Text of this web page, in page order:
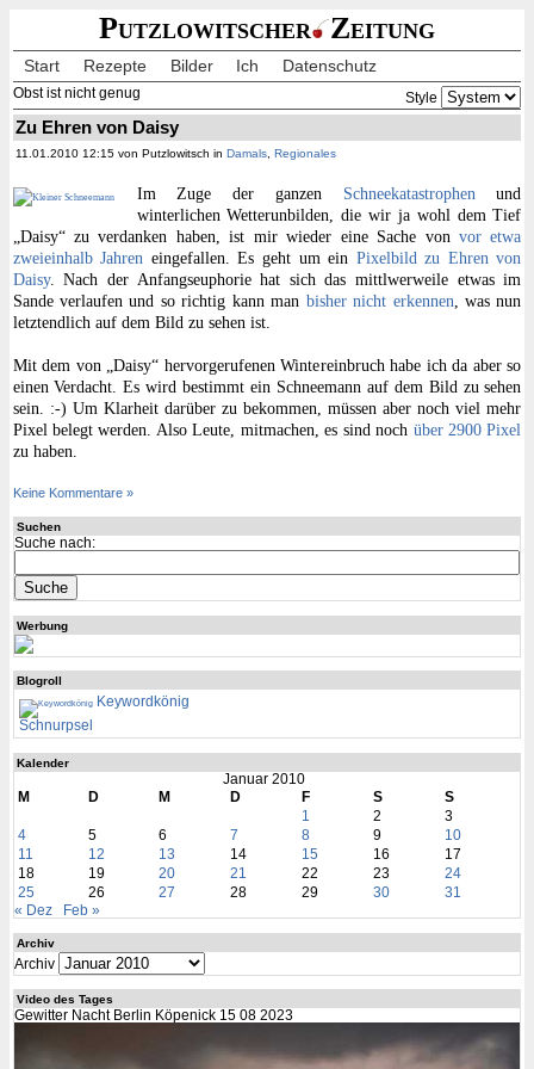
Putzlowitscher Zeitung
Start Rezepte Bilder Ich Datenschutz
Obst ist nicht genug Style
Zu Ehren von Daisy
11.01.2010 12:15 von Putzlowitsch in Damals, Regionales
Im Zuge der ganzen Schneekatastrophen und
winterlichen Wetterunbilden, die wir ja wohl dem Tief
„Daisy“ zu verdanken haben, ist mir wieder eine Sache vonvor etwa
zweieinhalb Jahren eingefallen. Es geht um ein Pixelbild zu Ehren von
Daisy. Nach der Anfangseuphorie hat sich das mittlwerweile etwas im
Sande verlaufen und so richtig kann man bisher nicht erkennen , was nun
letztendlich auf dem Bild zu sehen ist.
Mit dem von „Daisy“ hervorgerufenen Wintereinbruch habe ich da aber so
einen Verdacht. Es wird bestimmt ein Schneemann auf dem Bild zu sehen
sein. :-) Um Klarheit darüber zu bekommen, müssen aber noch viel mehr
Pixel belegt werden. Also Leute, mitmachen, es sind noch über 2900 Pixel
zu haben.
Keine Kommentare »
Suchen
Suche nach:
Werbung
Blogroll
Keywordkönig
Schnurpsel
Kalender
Januar 2010
M
D M D F S
S
1
2
3
4
5 6 7 8 9
10
11
12 13 14 15 16
17
18
19 20 21 22 23
24
25
26 27 28 29 30
31
« Dez
Feb »
Archiv
Archiv
Video des Tages
Gewitter Nacht Berlin Köpenick 15 08 2023